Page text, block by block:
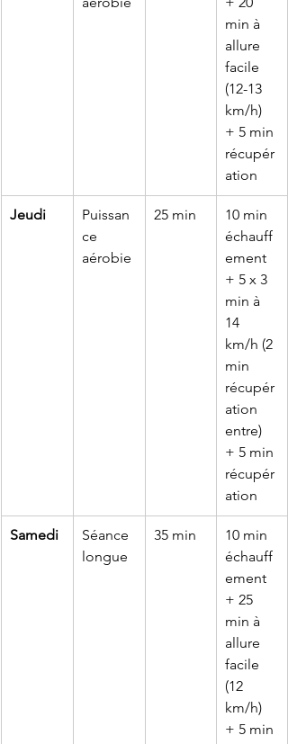
min à
allure
facile
(12-13
km/h)
+ 5 min
récupér
ation
Jeudi
Puissan
ce
aérobie
25 min
10 min
échauff
ement
+ 5 x 3
min à
14
km/h (2
min
récupér
ation
entre)
+ 5 min
récupér
ation
Samedi
Séance
longue
35 min
10 min
échauff
ement
+ 25
min à
allure
facile
(12
km/h)
+ 5 min